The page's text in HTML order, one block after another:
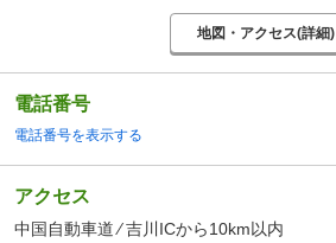
地図・アクセス(詳細)
電話番号
電話番号を表示する
アクセス
中国自動車道 ⁄ 吉川ICから10km以内